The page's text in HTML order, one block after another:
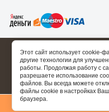
Copyright ©
Информация о товаре
является публичной
положениями статьи 437
Этот сайт использует cookie-
другие технологии для
работы. Продолжая работу с
разрешаете использование
файлов. Вы всегда можете
файлы cookie в настройках
браузера.